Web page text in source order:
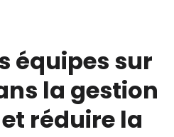
équipes sur
la gestion
réduire la